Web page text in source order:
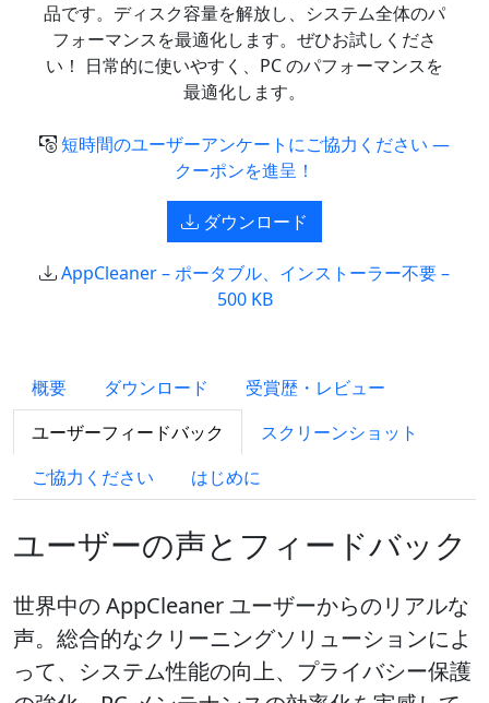
品です。ディスク容量を解放し、システム全体のパ
フォーマンスを最適化します。ぜひお試しくださ
い！ 日常的に使いやすく、PC のパフォーマンスを
最適化します。
短時間のユーザーアンケートにご協力ください —
クーポンを進呈！
ダウンロード
AppCleaner – ポータブル、インストーラー不要 –
500 KB
概要 ダウンロード
受賞歴・レビュー
ユーザーフィードバック
スクリーンショット
ご協力ください
はじめに
ユーザーの声とフィードバック
世界中の AppCleaner ユーザーからのリアルな
声。総合的なクリーニングソリューションによ
って、システム性能の向上、プライバシー保護